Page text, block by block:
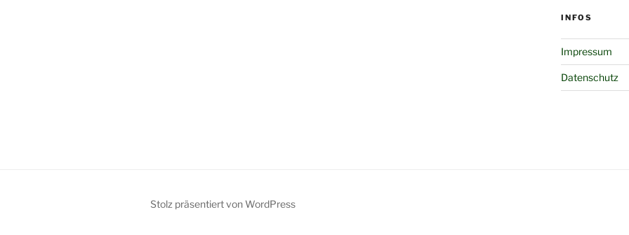
INFOS
Impressum
Datenschutz
Stolz präsentiert von WordPress